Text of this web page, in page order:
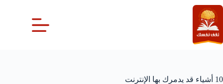
التجاوز
إلى
المحتوى
10 أشياء قد يدمرك بها الإنترنت